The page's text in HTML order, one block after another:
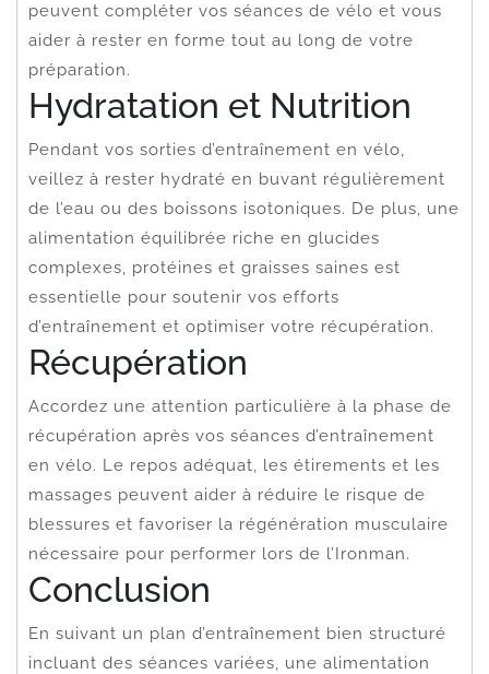
peuvent compléter vos séances de vélo et vous
aider à rester en forme tout au long de votre
préparation.
Hydratation et Nutrition
Pendant vos sorties d’entraînement en vélo,
veillez à rester hydraté en buvant régulièrement
de l’eau ou des boissons isotoniques. De plus, une
alimentation équilibrée riche en glucides
complexes, protéines et graisses saines est
essentielle pour soutenir vos efforts
d’entraînement et optimiser votre récupération.
Récupération
Accordez une attention particulière à la phase de
récupération après vos séances d’entraînement
en vélo. Le repos adéquat, les étirements et les
massages peuvent aider à réduire le risque de
blessures et favoriser la régénération musculaire
nécessaire pour performer lors de l’Ironman.
Conclusion
En suivant un plan d’entraînement bien structuré
incluant des séances variées, une alimentation